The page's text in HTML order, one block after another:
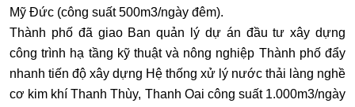
Mỹ Đức (công suất 500m3/ngày đêm).
Thành phố đã giao Ban quản lý dự án đầu tư xây dựng
công trình hạ tầng kỹ thuật và nông nghiệp Thành phố đẩy
nhanh tiến độ xây dựng Hệ thống xử lý nước thải làng nghề
cơ kim khí Thanh Thùy, Thanh Oai công suất 1.000m3/ngày